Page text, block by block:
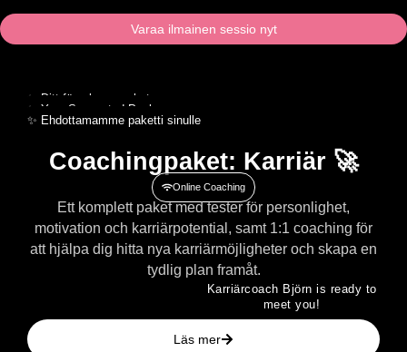
Varaa ilmainen sessio nyt
✨ Ditt föreslagna paket
✨ Your Suggested Package
✨ Ehdottamamme paketti sinulle
Coachingpaket: Karriär 🚀
Online Coaching
Ett komplett paket med tester för personlighet,
motivation och karriärpotential, samt 1:1 coaching för
att hjälpa dig hitta nya karriärmöjligheter och skapa en
tydlig plan framåt.
Karriärcoach Björn is ready to
meet you!
Läs mer